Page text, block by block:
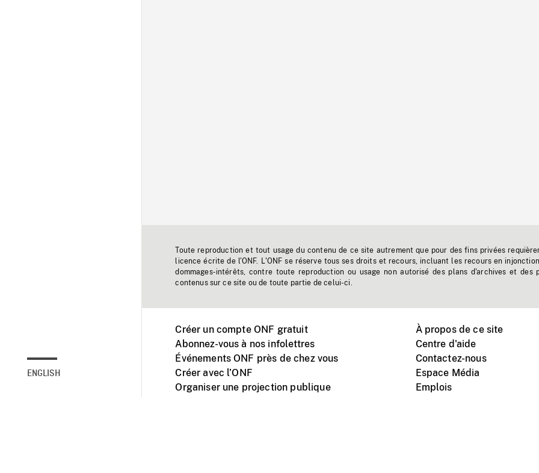
ENGLISH
Toute reproduction et tout usage du contenu de ce site autrement que pour des fins privées
licence écrite de l'ONF. L'ONF se réserve tous ses droits et recours, incluant les recours en
dommages-intérêts, contre toute reproduction ou usage non autorisé des plans d'archives et des
contenus sur ce site ou de toute partie de celui-ci.
Créer un compte ONF gratuit
Abonnez-vous à nos infolettres
Événements ONF près de chez vous
Créer avec l’ONF
Organiser une projection publique
À propos de ce site
Centre d'aide
Contactez-nous
Espace Média
Emplois